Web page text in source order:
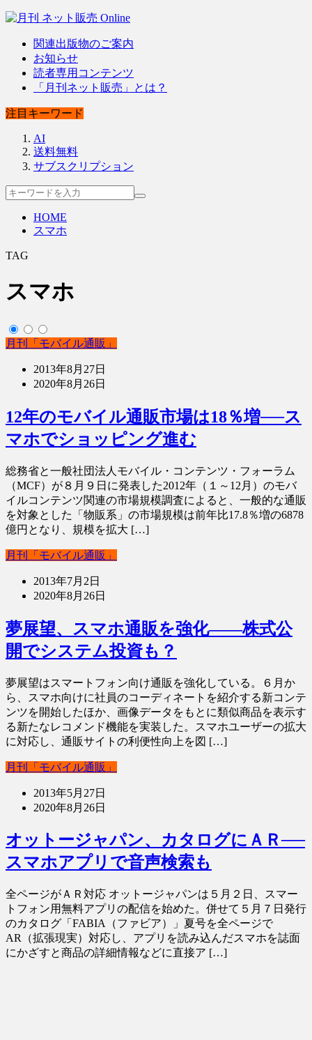
関連出版物のご案内
お知らせ
読者専用コンテンツ
「月刊ネット販売」とは？
注目キーワード
AI
送料無料
サブスクリプション
HOME
スマホ
TAG
スマホ
月刊「モバイル通販」
2013年8月27日
2020年8月26日
12年のモバイル通販市場は18％増──ス
マホでショッピング進む
総務省と一般社団法人モバイル・コンテンツ・フォーラム
（MCF）が８月９日に発表した2012年（１～12月）のモバ
イルコンテンツ関連の市場規模調査によると、一般的な通販
を対象とした「物販系」の市場規模は前年比17.8％増の6878
億円となり、規模を拡大 […]
月刊「モバイル通販」
2013年7月2日
2020年8月26日
夢展望、スマホ通販を強化――株式公
開でシステム投資も？
夢展望はスマートフォン向け通販を強化している。６月か
ら、スマホ向けに社員のコーディネートを紹介する新コンテ
ンツを開始したほか、画像データをもとに類似商品を表示す
る新たなレコメンド機能を実装した。スマホユーザーの拡大
に対応し、通販サイトの利便性向上を図 […]
月刊「モバイル通販」
2013年5月27日
2020年8月26日
オットージャパン、カタログにＡＲ──
スマホアプリで音声検索も
全ページがＡＲ対応 オットージャパンは５月２日、スマー
トフォン用無料アプリの配信を始めた。併せて５月７日発行
のカタログ「FABIA（ファビア）」夏号を全ページで
AR（拡張現実）対応し、アプリを読み込んだスマホを誌面
にかざすと商品の詳細情報などに直接ア […]